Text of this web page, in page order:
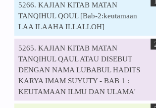
5266. KAJIAN KITAB MATAN
TANQIHUL QOUL [Bab-2:keutamaan
LAA ILAAHA ILLALLOH]
5265. KAJIAN KITAB MATAN
TANQIHUL QAUL ATAU DISEBUT
DENGAN NAMA LUBABUL HADITS
KARYA IMAM SUYUTY - BAB 1 :
KEUTAMAAN ILMU DAN ULAMA'